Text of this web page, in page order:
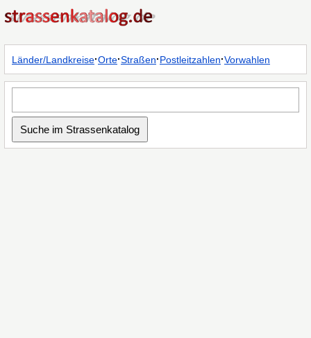
Länder/Landkreise·Orte·Straßen·Postleitzahlen·Vorwahlen